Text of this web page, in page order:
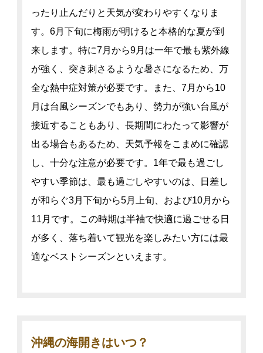
ったり止んだりと天気が変わりやすくなりま
す。6月下旬に梅雨が明けると本格的な夏が到
来します。特に7月から9月は一年で最も紫外線
が強く、突き刺さるような暑さになるため、万
全な熱中症対策が必要です。また、7月から10
月は台風シーズンでもあり、勢力が強い台風が
接近することもあり、長期間にわたって影響が
出る場合もあるため、天気予報をこまめに確認
し、十分な注意が必要です。1年で最も過ごし
やすい季節は、最も過ごしやすいのは、日差し
が和らぐ3月下旬から5月上旬、および10月から
11月です。この時期は半袖で快適に過ごせる日
が多く、落ち着いて観光を楽しみたい方には最
適なベストシーズンといえます。
沖縄の海開きはいつ？